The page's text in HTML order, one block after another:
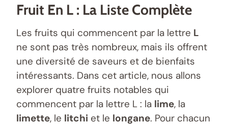
Fruit En L : La Liste Complète
Les fruits qui commencent par la lettre L
ne sont pas très nombreux, mais ils offrent
une diversité de saveurs et de bienfaits
intéressants. Dans cet article, nous allons
explorer quatre fruits notables qui
commencent par la lettre L : la lime, la
limette, le litchi et le longane. Pour chacun